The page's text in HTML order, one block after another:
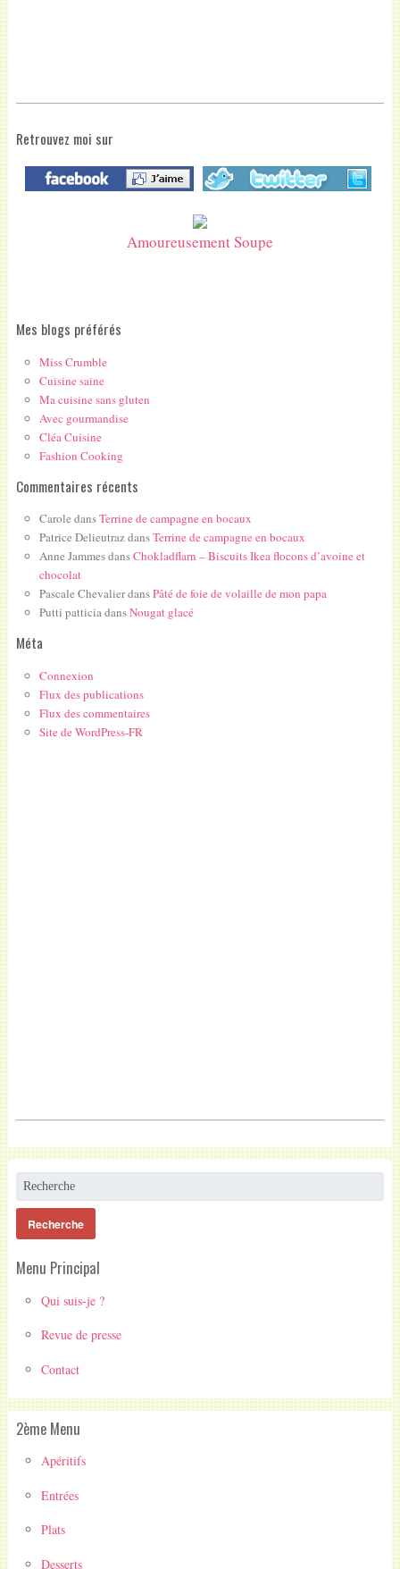
Retrouvez moi sur
Amoureusement Soupe
Mes blogs préférés
Miss Crumble
Cuisine saine
Ma cuisine sans gluten
Avec gourmandise
Cléa Cuisine
Fashion Cooking
Commentaires récents
Carole dansTerrine de campagne en bocaux
Patrice DelieutrazdansTerrine de campagne en bocaux
Anne JammesdansChokladflarn – Biscuits Ikea flocons d’avoine et
chocolat
Pascale ChevalierdansPâté de foie de volaille de mon papa
Putti patticiadansNougat glacé
Méta
Connexion
Flux des publications
Flux des commentaires
Site de WordPress-FR
Menu Principal
Qui suis-je ?
Revue de presse
Contact
2ème Menu
Apéritifs
Entrées
Plats
Desserts